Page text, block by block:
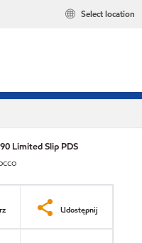
Select location
Limited Slip PDS
Udostępnij